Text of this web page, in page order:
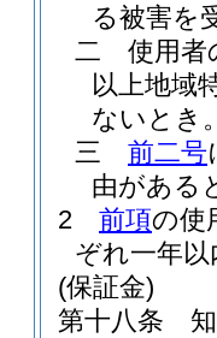
る被害を
二
使用者
以上地域
ないとき
三
前二号
由がある
2
前項の使
ぞれ一年
(保証金)
第十八条